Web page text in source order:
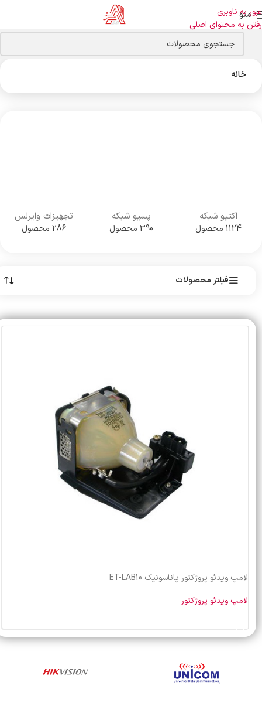
عبور به ناوبری
رفتن به محتوای اصلی
منو
خانه
اکتیو شبکه
1124 محصول
پسیو شبکه
390 محصول
تجهیزات وایرلس
286 محصول
فیلتر محصولات
لامپ ویدئو پروژکتور پاناسونیک ET-LAB10
لامپ ویدئو پروژکتور